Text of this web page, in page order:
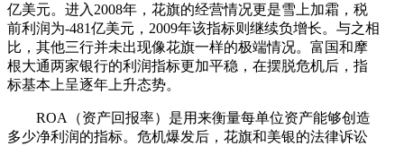
亿美元。进入2008年，花旗的经营情况更是雪上加霜，税
前利润为-481亿美元，2009年该指标则继续负增长。与之相
比，其他三行并未出现像花旗一样的极端情况。富国和摩
根大通两家银行的利润指标更加平稳，在摆脱危机后，指
标基本上呈逐年上升态势。
ROA（资产回报率）是用来衡量每单位资产能够创造
多少净利润的指标。危机爆发后，花旗和美银的法律诉讼